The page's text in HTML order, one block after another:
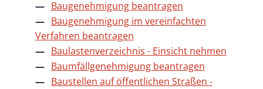
Baugenehmigung beantragen
Baugenehmigung im vereinfachten
Verfahren beantragen
Baulastenverzeichnis - Einsicht nehmen
Baumfällgenehmigung beantragen
Baustellen auf öffentlichen Straßen -